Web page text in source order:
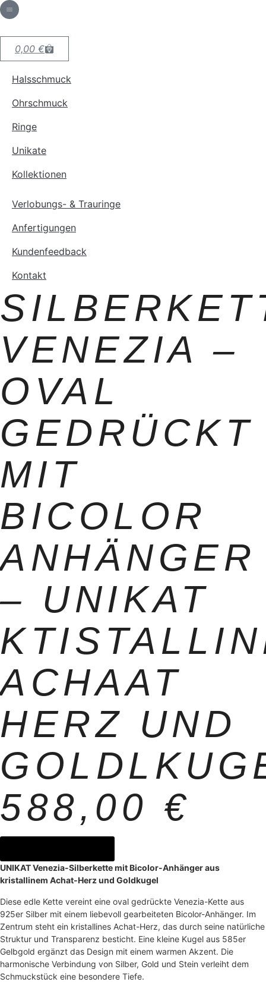
0,00 €
Halsschmuck
Ohrschmuck
Ringe
Unikate
Kollektionen
Verlobungs- & Trauringe
Anfertigungen
Kundenfeedback
Kontakt
VENEZIA –
OVAL
GEDRÜCKT
MIT
BICOLOR
ANHÄNGER
– UNIKAT
ACHAAT
HERZ UND
588,00 €
UNIKAT Venezia-Silberkette mit Bicolor-Anhänger aus
kristallinem Achat-Herz und Goldkugel
Diese edle Kette vereint eine oval gedrückte Venezia-Kette aus
925er Silber mit einem liebevoll gearbeiteten Bicolor-Anhänger. Im
Zentrum steht ein kristallines Achat-Herz, das durch seine natürliche
Struktur und Transparenz besticht. Eine kleine Kugel aus 585er
Gelbgold ergänzt das Design mit einem warmen Akzent. Die
harmonische Verbindung von Silber, Gold und Stein verleiht dem
Schmuckstück eine besondere Tiefe.